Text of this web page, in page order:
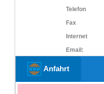
Telefon
Fax
Internet
Email:
Anfahrt